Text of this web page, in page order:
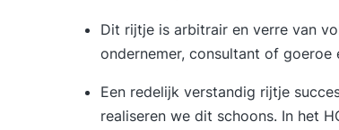
Dit rijtje is arbitrair en verre van
ondernemer, consultant of goeroe
Een redelijk verstandig rijtje
realiseren we dit schoons. In het